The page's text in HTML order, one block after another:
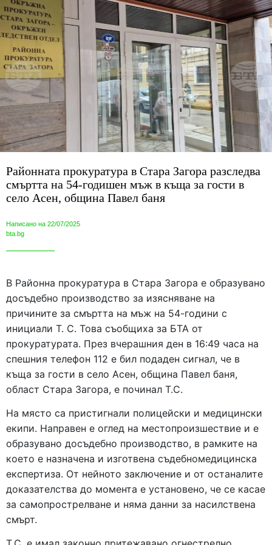
Районната прокуратура в Стара Загора разследва
смъртта на 54-годишен мъж в къща за гости в
село Асен, община Павел баня
Написано на 22/07/2025
bta.bg
В Районна прокуратура в Стара Загора е образувано
досъдебно производство за изясняване на
причините за смъртта на мъж на 54-години с
инициали Т. С. Това съобщиха за БТА от
прокуратурата. През вчерашния ден в 16:49 часа на
спешния телефон 112 е бил подаден сигнал, че в
къща за гости в село Асен, община Павел баня,
област Стара Загора, е починал Т.С.
На място са пристигнали полицейски и медицински
екипи. Направен е оглед на местопроизшествие и e
образувано досъдебно производство, в рамките на
което е назначена и изготвена съдебномедицинска
експертиза. От нейното заключение и от останалите
доказателства до момента е установено, че се касае
за самопрострелване и няма данни за насилствена
смърт.